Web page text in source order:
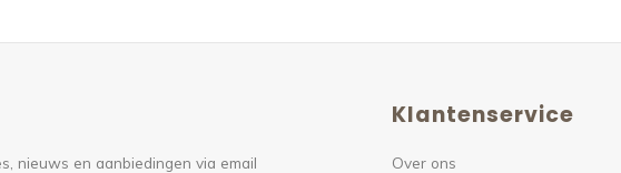
nieuws en aanbiedingen via email
Klantenservice
Over ons